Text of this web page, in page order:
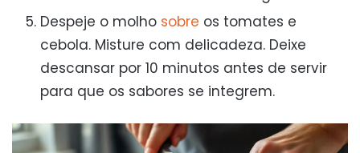
Despeje o molho sobre os tomates e
cebola. Misture com delicadeza. Deixe
descansar por 10 minutos antes de servir
para que os sabores se integrem.